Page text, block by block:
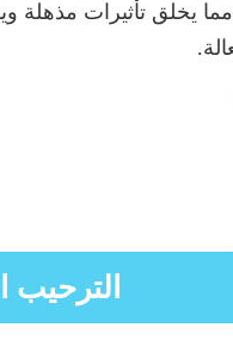
يخلق تأثيرات مذهلة
الترحيب